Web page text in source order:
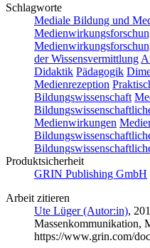
Schlagworte
Mediale Bildung und
der Wissensvermittlung
Didaktik Pädagogik
Medienrezeption
Bildungswissenschaft
Medienwirkungen
Produktsicherheit
GRIN Publishing GmbH
Arbeit zitieren
Ute Lüger (Autor:in),
Massenkommunikation,
https://www.grin.com/